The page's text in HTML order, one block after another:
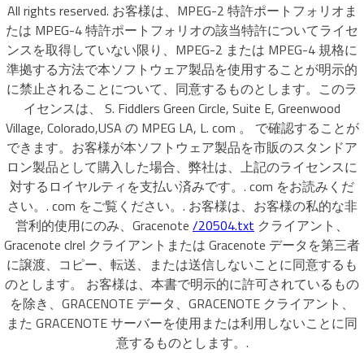
All rights reserved. お客様は、MPEG-2 特許ポートフォリオま
たは MPEG-4 特許ポートフォリオの該当特許についてライセ
ンスを取得していない限り、MPEG-2 または MPEG-4 規格に
準拠する方法で本ソフトウェア製品を使用することが明示的
に禁止されることについて、同意するものとします。このラ
イセンスは、 S. Fiddlers Green Circle, Suite E, Greenwood
Village, Colorado,USA の MPEG LA, L. com 。 で確認することが
できます。お客様が本ソフトウェア製品を市販のスタンドア
ロン製品として購入した場合、弊社は、上記のライセンスに
対するロイヤルティを支払い済みです。. com をお読みくだ
さい。. com をご覧ください。. お客様は、お客様の私的な非
営利的使用にのみ、Gracenote /20504.txt クライアント、
Gracenote clrel クライアントまたは Gracenote データを第三者
に譲渡、コピー、転送、または送信しないことに同意するも
のとします。 お客様は、本書で明示的に許可されているもの
を除き、GRACENOTE データ、GRACENOTE クライアント、
また GRACENOTE サーバーを使用または利用しないことに同
意するものとします。.